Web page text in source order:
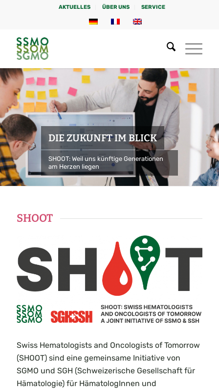
AKTUELLES ÜBER UNS SERVICE
DIE ZUKUNFT IM BLICK
SHOOT: Weil uns künftige Generationen
am Herzen liegen
SHOOT
Swiss Hematologists and Oncologists of Tomorrow
(SHOOT) sind eine gemeinsame Initiative von
SGMO und SGH (Schweizerische Gesellschaft für
Hämatologie) für HämatologInnen und